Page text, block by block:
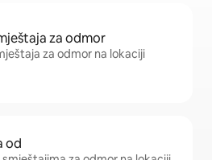
za odmor
za odmor na lokaciji
od